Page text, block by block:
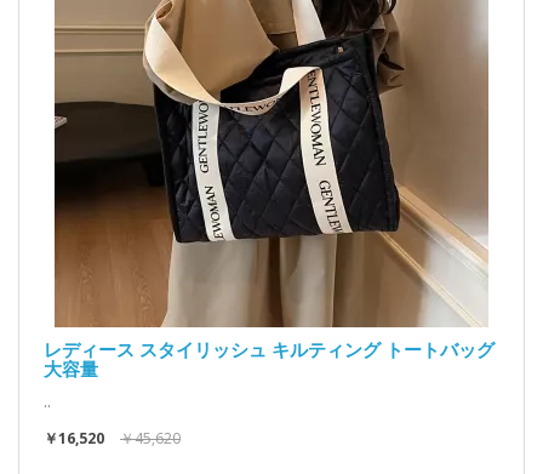
レディース スタイリッシュ キルティング トートバッグ
大容量
..
￥16,520
￥45,620